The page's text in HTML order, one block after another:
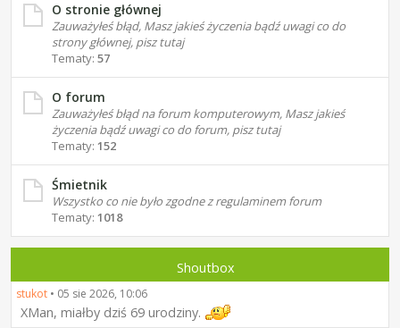
O stronie głównej
Zauważyłeś błąd, Masz jakieś życzenia bądź uwagi co do
strony głównej, pisz tutaj
Tematy: 57
O forum
Zauważyłeś błąd na forum komputerowym, Masz jakieś
życzenia bądź uwagi co do forum, pisz tutaj
Tematy: 152
Śmietnik
Wszystko co nie było zgodne z regulaminem forum
Tematy: 1018
Shoutbox
stukot • 05 sie 2026, 10:06
XMan, miałby dziś 69 urodziny.